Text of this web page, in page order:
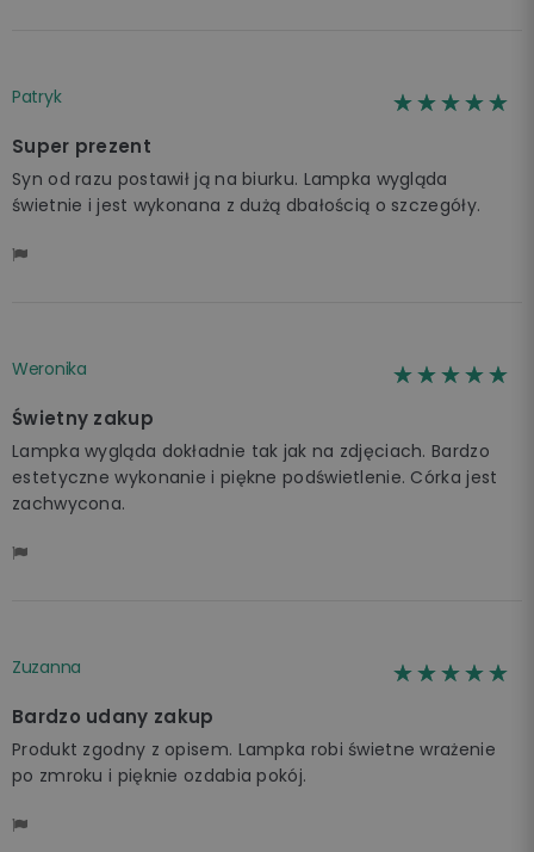
Patryk ☆☆☆☆☆
★★★★★
Super prezent
Syn od razu postawił ją na biurku. Lampka wygląda
świetnie i jest wykonana z dużą dbałością o szczegóły.
Weronika ☆☆☆☆☆
★★★★★
Świetny zakup
Lampka wygląda dokładnie tak jak na zdjęciach. Bardzo
estetyczne wykonanie i piękne podświetlenie. Córka jest
zachwycona.
Zuzanna ☆☆☆☆☆
★★★★★
Bardzo udany zakup
Produkt zgodny z opisem. Lampka robi świetne wrażenie
po zmroku i pięknie ozdabia pokój.